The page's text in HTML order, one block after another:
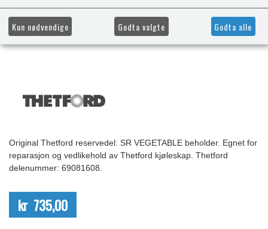
Original Thetford reservedel: SR VEGETABLE beholder. Egnet for
reparasjon og vedlikehold av Thetford kjøleskap. Thetford
delenummer: 69081608.
kr 735,00
Kun nødvendige Godta valgte Godta alle